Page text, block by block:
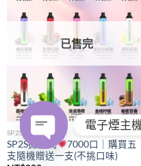
已售完
SP2S
SP2S拋棄式
7000口｜購買五
支隨機贈送一支(不挑口味)
電子煙主
OPEN